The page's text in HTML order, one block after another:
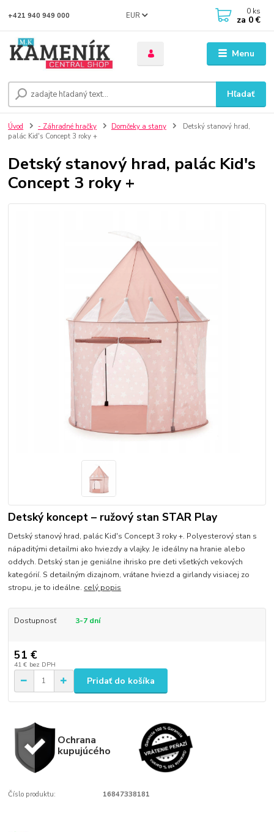
Menu
EUR
Hľadať
+421 940 949 000 0 ks
za 0 €
Úvod - Záhradné hračky Domčeky a stany
Detský stanový hrad,
palác Kid's Concept 3 roky +
Detský stanový hrad, palác Kid's
Concept 3 roky +
Detský koncept – ružový stan STAR Play
Detský stanový hrad, palác Kid's Concept 3 roky +. Polyesterový stan s
nápaditými detailmi ako hviezdy a vlajky. Je ideálny na hranie alebo
oddych. Detský stan je geniálne ihrisko pre deti všetkých vekových
kategórií. S detailným dizajnom, vrátane hviezd a girlandy visiacej zo
stropu, je to ideálne. celý popis
Dostupnosť 3-7 dní
51 €
41 € bez DPH
Pridať do košíka
Ochrana
kupujúcého
Číslo produktu: 16847338181